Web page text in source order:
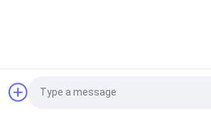
Καθαριστής
Ηλεκτρονικής
Αίτηση κράτησης